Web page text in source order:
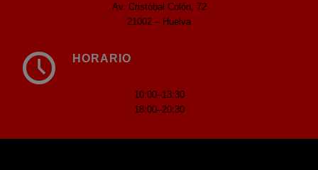
Av. Cristóbal Colón, 72
21002 – Huelva
HORARIO
10:00–13:30
18:00–20:30